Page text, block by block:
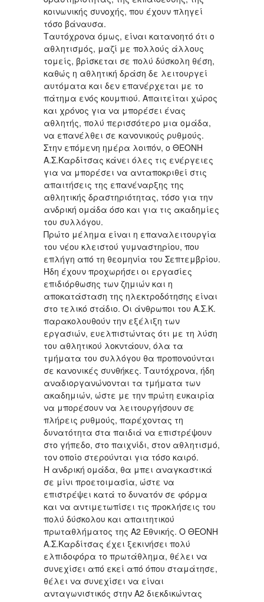
κοινωνικής συνοχής, που έχουν πληγεί
τόσο βάναυσα.
Ταυτόχρονα όμως, είναι κατανοητό ότι ο
αθλητισμός, μαζί με πολλούς άλλους
τομείς, βρίσκεται σε πολύ δύσκολη θέση,
καθώς η αθλητική δράση δε λειτουργεί
αυτόματα και δεν επανέρχεται με το
πάτημα ενός κουμπιού. Απαιτείται χώρος
και χρόνος για να μπορέσει ένας
αθλητής, πολύ περισσότερο μια ομάδα,
να επανέλθει σε κανονικούς ρυθμούς.
Στην επόμενη ημέρα λοιπόν, ο ΘΕΟΝΗ
Α.Σ.Καρδίτσας κάνει όλες τις ενέργειες
για να μπορέσει να ανταποκριθεί στις
απαιτήσεις της επανέναρξης της
αθλητικής δραστηριότητας, τόσο για την
ανδρική ομάδα όσο και για τις ακαδημίες
του συλλόγου.
Πρώτο μέλημα είναι η επαναλειτουργία
του νέου κλειστού γυμναστηρίου, που
επλήγη από τη θεομηνία του Σεπτεμβρίου.
Ήδη έχουν προχωρήσει οι εργασίες
επιδιόρθωσης των ζημιών και η
αποκατάσταση της ηλεκτροδότησης είναι
στο τελικό στάδιο. Οι άνθρωποι του Α.Σ.Κ.
παρακολουθούν την εξέλιξη των
εργασιών, ευελπιστώντας ότι με τη λύση
του αθλητικού λοκντάουν, όλα τα
τμήματα του συλλόγου θα προπονούνται
σε κανονικές συνθήκες. Ταυτόχρονα, ήδη
αναδιοργανώνονται τα τμήματα των
ακαδημιών, ώστε με την πρώτη ευκαιρία
να μπορέσουν να λειτουργήσουν σε
πλήρεις ρυθμούς, παρέχοντας τη
δυνατότητα στα παιδιά να επιστρέψουν
στο γήπεδο, στο παιχνίδι, στον αθλητισμό,
τον οποίο στερούνται για τόσο καιρό.
Η ανδρική ομάδα, θα μπει αναγκαστικά
σε μίνι προετοιμασία, ώστε να
επιστρέψει κατά το δυνατόν σε φόρμα
και να αντιμετωπίσει τις προκλήσεις του
πολύ δύσκολου και απαιτητικού
πρωταθλήματος της Α2 Εθνικής. Ο ΘΕΟΝΗ
Α.Σ.Καρδίτσας έχει ξεκινήσει πολύ
ελπιδοφόρα το πρωτάθλημα, θέλει να
συνεχίσει από εκεί από όπου σταμάτησε,
θέλει να συνεχίσει να είναι
ανταγωνιστικός στην Α2 διεκδικώντας